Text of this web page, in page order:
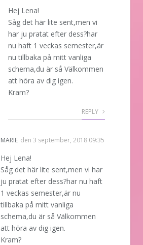
Hej Lena!
Såg det här lite sent,men vi
har ju pratat efter dess?har
nu haft 1 veckas semester,är
nu tillbaka på mitt vanliga
schema,du är så Välkommen
att höra av dig igen.
Kram?
REPLY
MARIE den 3 september, 2018 09:35
Hej Lena!
Såg det här lite sent,men vi har
ju pratat efter dess?har nu haft
1 veckas semester,är nu
tillbaka på mitt vanliga
schema,du är så Välkommen
att höra av dig igen.
Kram?